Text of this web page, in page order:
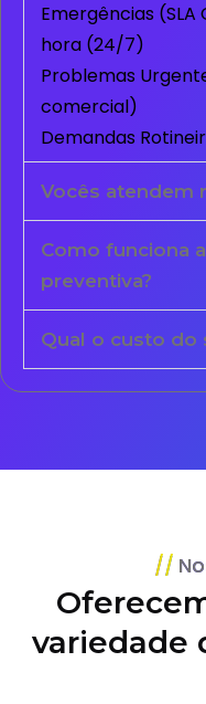
Emergências
hora (24/7)
Problemas
comercial)
Demandas
Vocês atendem
Como funciona
preventiva?
Qual o custo do
variedade